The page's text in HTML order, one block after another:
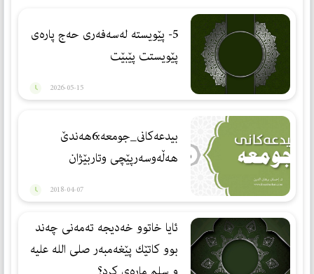
5- پێویستە لەسەفەری حەج پارەی
پێویستت پێبێت
2026-05-15
بيدعه‌كانى_جومعه:6هه‌ندێ
هه‌ڵه‌وسه‌رپێچى وتاربێژان
2018-04-07
ئایا خاتوو خەدیجە تەمەنی چەند
بوو كاتێك پێغەمبەر صلی الله علیه